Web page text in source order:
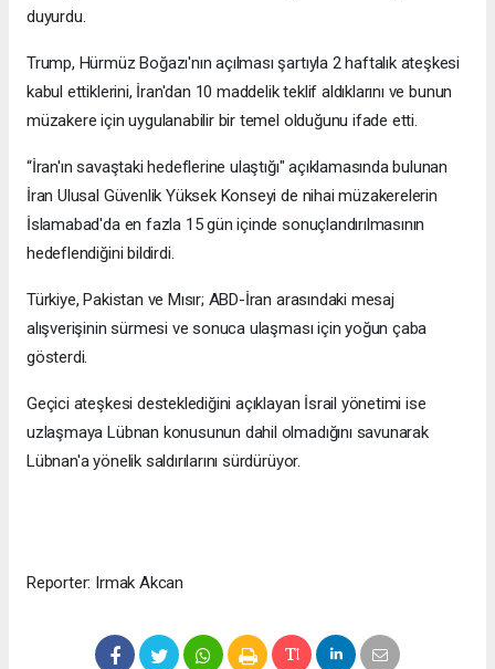
duyurdu.
Trump, Hürmüz Boğazı'nın açılması şartıyla 2 haftalık ateşkesi
kabul ettiklerini, İran'dan 10 maddelik teklif aldıklarını ve bunun
müzakere için uygulanabilir bir temel olduğunu ifade etti.
“İran'ın savaştaki hedeflerine ulaştığı" açıklamasında bulunan
İran Ulusal Güvenlik Yüksek Konseyi de nihai müzakerelerin
İslamabad'da en fazla 15 gün içinde sonuçlandırılmasının
hedeflendiğini bildirdi.
Türkiye, Pakistan ve Mısır; ABD-İran arasındaki mesaj
alışverişinin sürmesi ve sonuca ulaşması için yoğun çaba
gösterdi.
Geçici ateşkesi desteklediğini açıklayan İsrail yönetimi ise
uzlaşmaya Lübnan konusunun dahil olmadığını savunarak
Lübnan'a yönelik saldırılarını sürdürüyor.
Reporter: Irmak Akcan